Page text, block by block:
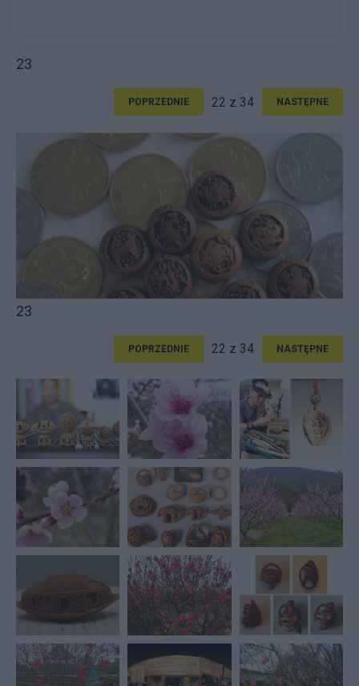
23
POPRZEDNIE 22 z 34 NASTĘPNE
23
POPRZEDNIE 22 z 34 NASTĘPNE